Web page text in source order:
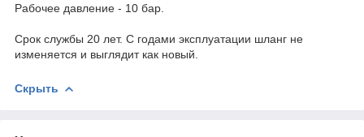
Рабочее давление - 10 бар.
Срок службы 20 лет. С годами эксплуатации шланг не
изменяется и выглядит как новый.
Скрыть